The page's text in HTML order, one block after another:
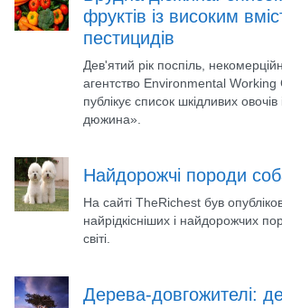
фруктів із високим
пестицидів
Дев'ятий рік поспіль,
агентство Environmental
публікує список шкідливих
дюжина».
Найдорожчі породи
На сайті TheRichest був
найрідкісніших і найдорожчих
світі.
Дерева-довгожителі: